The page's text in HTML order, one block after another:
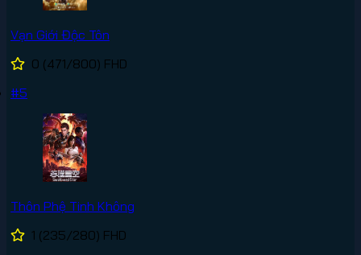
Vạn Giới Độc Tôn
0 (471/800) FHD
#5
Thôn Phệ Tinh Không
1 (235/280) FHD